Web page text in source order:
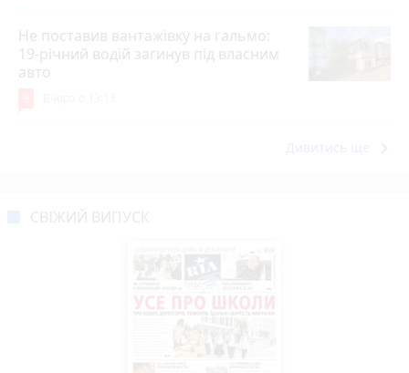
Не поставив вантажівку на гальмо:
19-річний водій загинув під власним
авто